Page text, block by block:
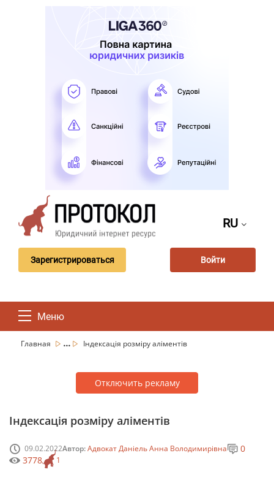
RU
Зарегистрироваться Войти
Меню
Главная ... Індексація розміру аліментів
Отключить рекламу
Індексація розміру аліментів
09.02.2022Автор:Адвокат Даніель Анна Володимирівна
1
0
3778